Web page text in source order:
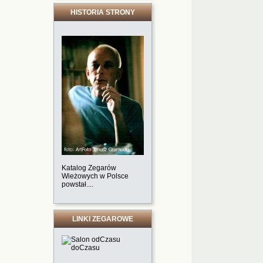
HISTORIA STRONY
Katalog Zegarów
Wieżowych w Polsce
powstał....
LINKI ZEGAROWE